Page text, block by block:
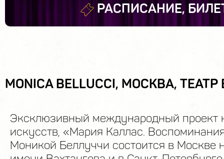
РАСПИСАНИЕ,
MONICA BELLUCCI, МОСКВА,
Эксклюзивный международный проект
искусств, «Мария Каллас.
Моникой Беллуччи состоится в Москве